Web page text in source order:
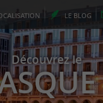
LE BLOG
Découvrez le